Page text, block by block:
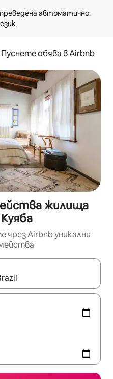
Пуснете обява в Airbnb
жилища
чрез Airbnb уникални
използвайте